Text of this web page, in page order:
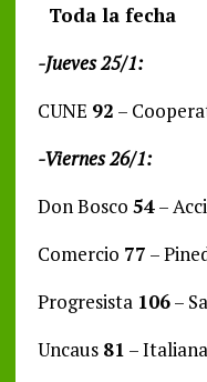
Toda la fecha
-Jueves 25/1:
CUNE 92 –
-Viernes 26/1:
Don Bosco 54–
Comercio 77 –
Progresista 106–
Uncaus 81 – Italiana